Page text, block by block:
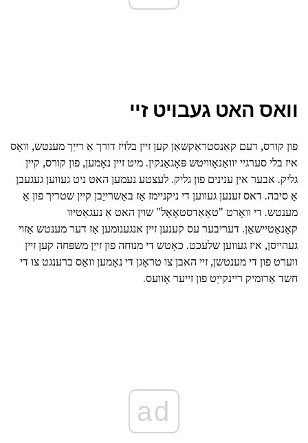
וואס האט געבויט זיי
פון קורס, דעם קאַנסטראַקשאַן קען זיין בלויז דורך אַ רייַך מענטש, וואָס
איז בלי סערגיי יוואַנאָוויטש פּאָגאַנקין. מיט זיין נאָמען, פון קורס, קיין
גליק. אבער אין ענינים פון גליק. לעצטע נעמען האט ניט געווען געגעבן
אַ סיבה. דאס זענען געווען די ניקניימז אַז באַשרייַבן קיין שטריך פון אַ
מענטש. די וואָרט "טאָאַדסטאָאָל" שוין האט אַ נעגאַטיוו
קאַנאַטיישאַן. דעריבער עס קענען זיין אנגענומען אַז דער מענטש אַזוי
געהייסן, איז געווען שלעכט. כאָטש די מנוחה פון זייַן משפּחה קען זיין
ווערט פון די מענטשן, זיי האבן צו טראָגן די נאָמען וואָס ברענגט צו די
חשד אַרומיק ריינקייַט פון זייער אָוועס.
ad